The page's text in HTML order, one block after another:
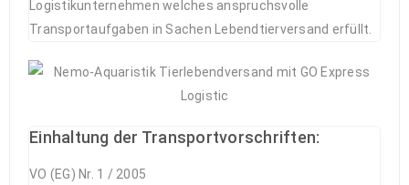
Logistikunternehmen welches anspruchsvolle
Transportaufgaben in Sachen Lebendtierversand erfüllt.
Einhaltung der Transportvorschriften:
VO (EG) Nr. 1 / 2005